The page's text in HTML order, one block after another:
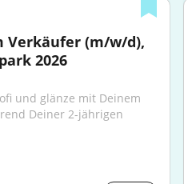
2026
und glänze mit Deinem